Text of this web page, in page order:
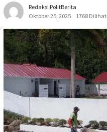
Redaksi PolitBerita
Oktober 25, 2025
1768 Dilihat